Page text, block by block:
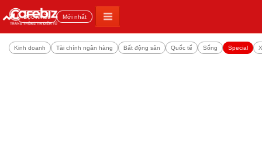
Đọc nhiều Mới nhất
Kinh doanh Tài chính ngân hàng Bất động sản Quốc tế Sống Special